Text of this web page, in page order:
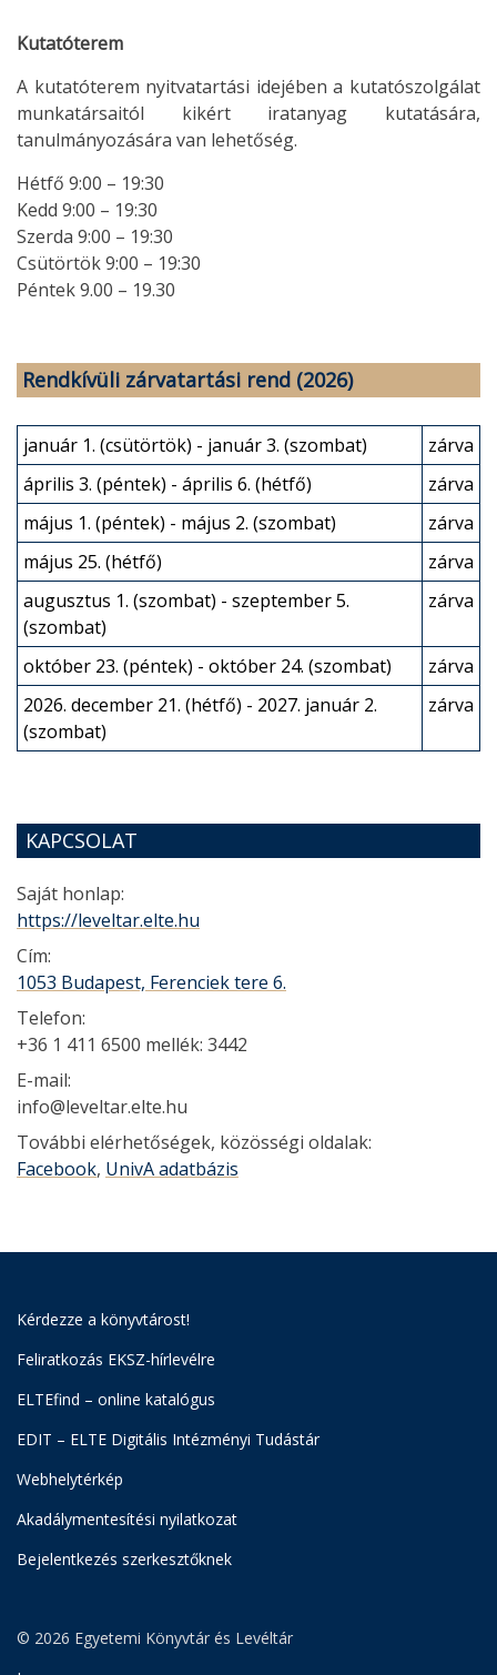
Kutatóterem
A kutatóterem nyitvatartási idejében a kutatószolgálat
munkatársaitól kikért iratanyag kutatására,
tanulmányozására van lehetőség.
Hétfő 9:00 – 19:30
Kedd 9:00 – 19:30
Szerda 9:00 – 19:30
Csütörtök 9:00 – 19:30
Péntek 9.00 – 19.30
Rendkívüli zárvatartási rend (2026)
január 1. (csütörtök) - január 3. (szombat)
zárva
április 3. (péntek) - április 6. (hétfő)
zárva
május 1. (péntek) - május 2. (szombat)
zárva
május 25. (hétfő)
zárva
augusztus 1. (szombat) - szeptember 5.
(szombat)
zárva
október 23. (péntek) - október 24. (szombat)
zárva
2026. december 21. (hétfő) - 2027. január 2.
(szombat)
zárva
KAPCSOLAT
Saját honlap:
https://leveltar.elte.hu
Cím:
1053 Budapest, Ferenciek tere 6.
Telefon:
+36 1 411 6500 mellék: 3442
E-mail:
info@leveltar.elte.hu
További elérhetőségek, közösségi oldalak:
Facebook, UnivA adatbázis
Kérdezze a könyvtárost!
Feliratkozás EKSZ-hírlevélre
ELTEfind – online katalógus
EDIT – ELTE Digitális Intézményi Tudástár
Webhelytérkép
Akadálymentesítési nyilatkozat
Bejelentkezés szerkesztőknek
© 2026 Egyetemi Könyvtár és Levéltár